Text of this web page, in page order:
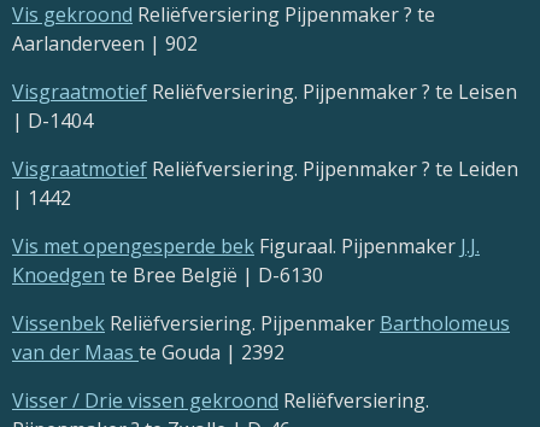
Vis gekroond Reliëfversiering Pijpenmaker ? te
Aarlanderveen | 902
Visgraatmotief Reliëfversiering. Pijpenmaker ? te Leisen
| D-1404
Visgraatmotief Reliëfversiering. Pijpenmaker ? te Leiden
| 1442
Vis met opengesperde bek Figuraal. Pijpenmaker J.J.
Knoedgen te Bree België | D-6130
Vissenbek Reliëfversiering. Pijpenmaker Bartholomeus
van der Maas te Gouda | 2392
Visser / Drie vissen gekroond Reliëfversiering.